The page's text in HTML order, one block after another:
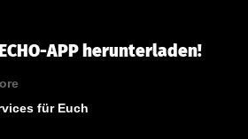
APP herunterladen!
für Euch